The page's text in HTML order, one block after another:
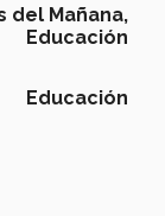
del Mañana,
Educación
Educación